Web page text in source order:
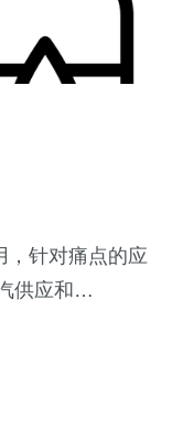
，针对痛点的应
供应和…